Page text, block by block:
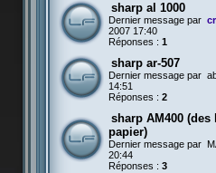
sharp al 1000
Dernier message par
2007 17:40
Réponses : 1
sharp ar-507
Dernier message par
14:51
Réponses : 2
sharp AM400
papier)
Dernier message par
20:44
Réponses : 3